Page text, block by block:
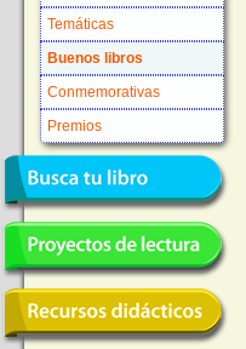
Temáticas
Buenos libros
Conmemorativas
Premios